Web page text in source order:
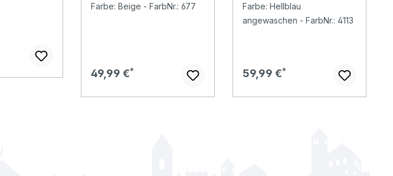
Farbe: Beige - FarbNr.: 677
Regulärer Preis:
49,99 €
Farbe: Hellblau
angewaschen - FarbNr.: 4113
Regulärer Preis:
59,99 €